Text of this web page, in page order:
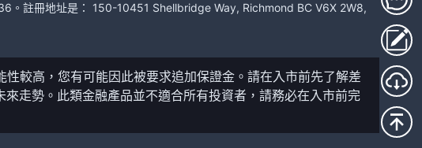
。註冊地址是： 150-10451 Shellbridge Way, Richmond BC V6X 2W8,
較高，您有可能因此被要求追加保證金。請在入市前先了解差
走勢。此類金融產品並不適合所有投資者，請務必在入市前完